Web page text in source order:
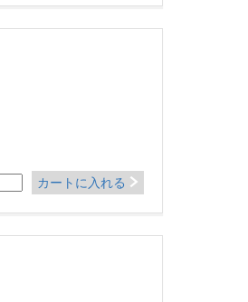
カートに入れる